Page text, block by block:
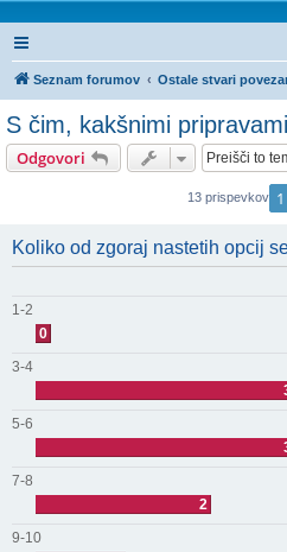
Seznam forumov Ostale stvari
S čim, kakšnimi
Odgovori
13 prispevkov 1
Koliko od zgoraj nastetih opcij
1-2
0
3-4
5-6
7-8
2
9-10